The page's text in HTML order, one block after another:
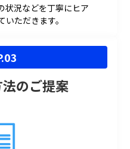
状況などを丁寧にヒア
ただきます。
のご提案